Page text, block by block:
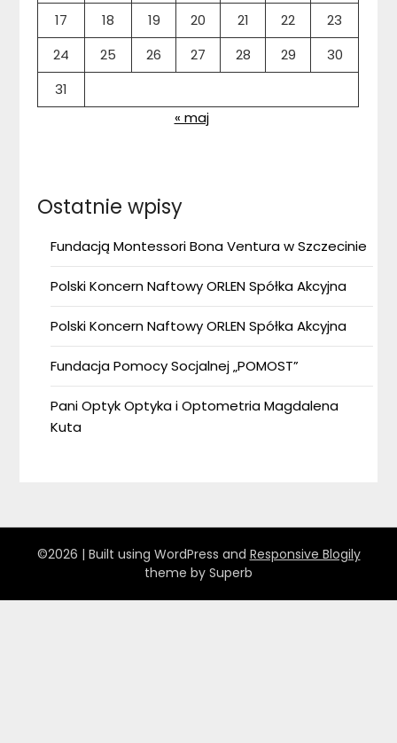
17
18 19 20 21 22
23
24
25 26 27 28 29
30
31
« maj
Ostatnie wpisy
Fundacją Montessori Bona Ventura w Szczecinie
Polski Koncern Naftowy ORLEN Spółka Akcyjna
Polski Koncern Naftowy ORLEN Spółka Akcyjna
Fundacja Pomocy Socjalnej „POMOST”
Pani Optyk Optyka i Optometria Magdalena
Kuta
©2026 | Built using WordPress and Responsive Blogily
theme by Superb